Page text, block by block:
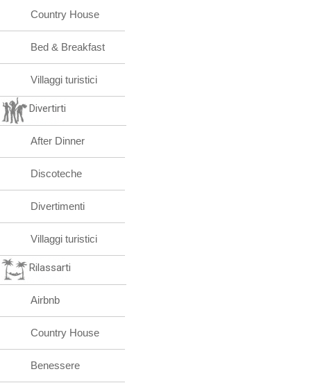
Country House
Bed & Breakfast
Villaggi turistici
Divertirti
After Dinner
Discoteche
Divertimenti
Villaggi turistici
Rilassarti
Airbnb
Country House
Benessere